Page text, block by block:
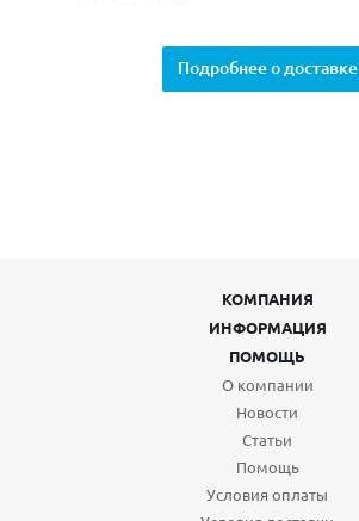
Подробнее о доставке
КОМПАНИЯ
ИНФОРМАЦИЯ
ПОМОЩЬ
О компании
Новости
Статьи
Помощь
Условия оплаты